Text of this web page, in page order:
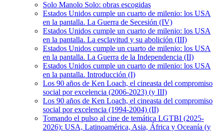
Solo Manolo Solo: obras escogidas
Estados Unidos cumple un cuarto de milenio: los USA
en la pantalla. La Guerra de Secesión (IV)
Estados Unidos cumple un cuarto de milenio: los USA
en la pantalla. La esclavitud y su abolición (III)
Estados Unidos cumple un cuarto de milenio: los USA
en la pantalla. La Guerra de la Independencia (II)
Estados Unidos cumple un cuarto de milenio: los USA
en la pantalla. Introducción (I)
Los 90 años de Ken Loach, el cineasta del compromiso
social por excelencia (2006-2023) (y III)
Los 90 años de Ken Loach, el cineasta del compromiso
social por excelencia (1994-2004) (II)
Tomando el pulso al cine de temática LGTBI (2025-
2026): USA, Latinoamérica, Asia, África y Oceanía (y